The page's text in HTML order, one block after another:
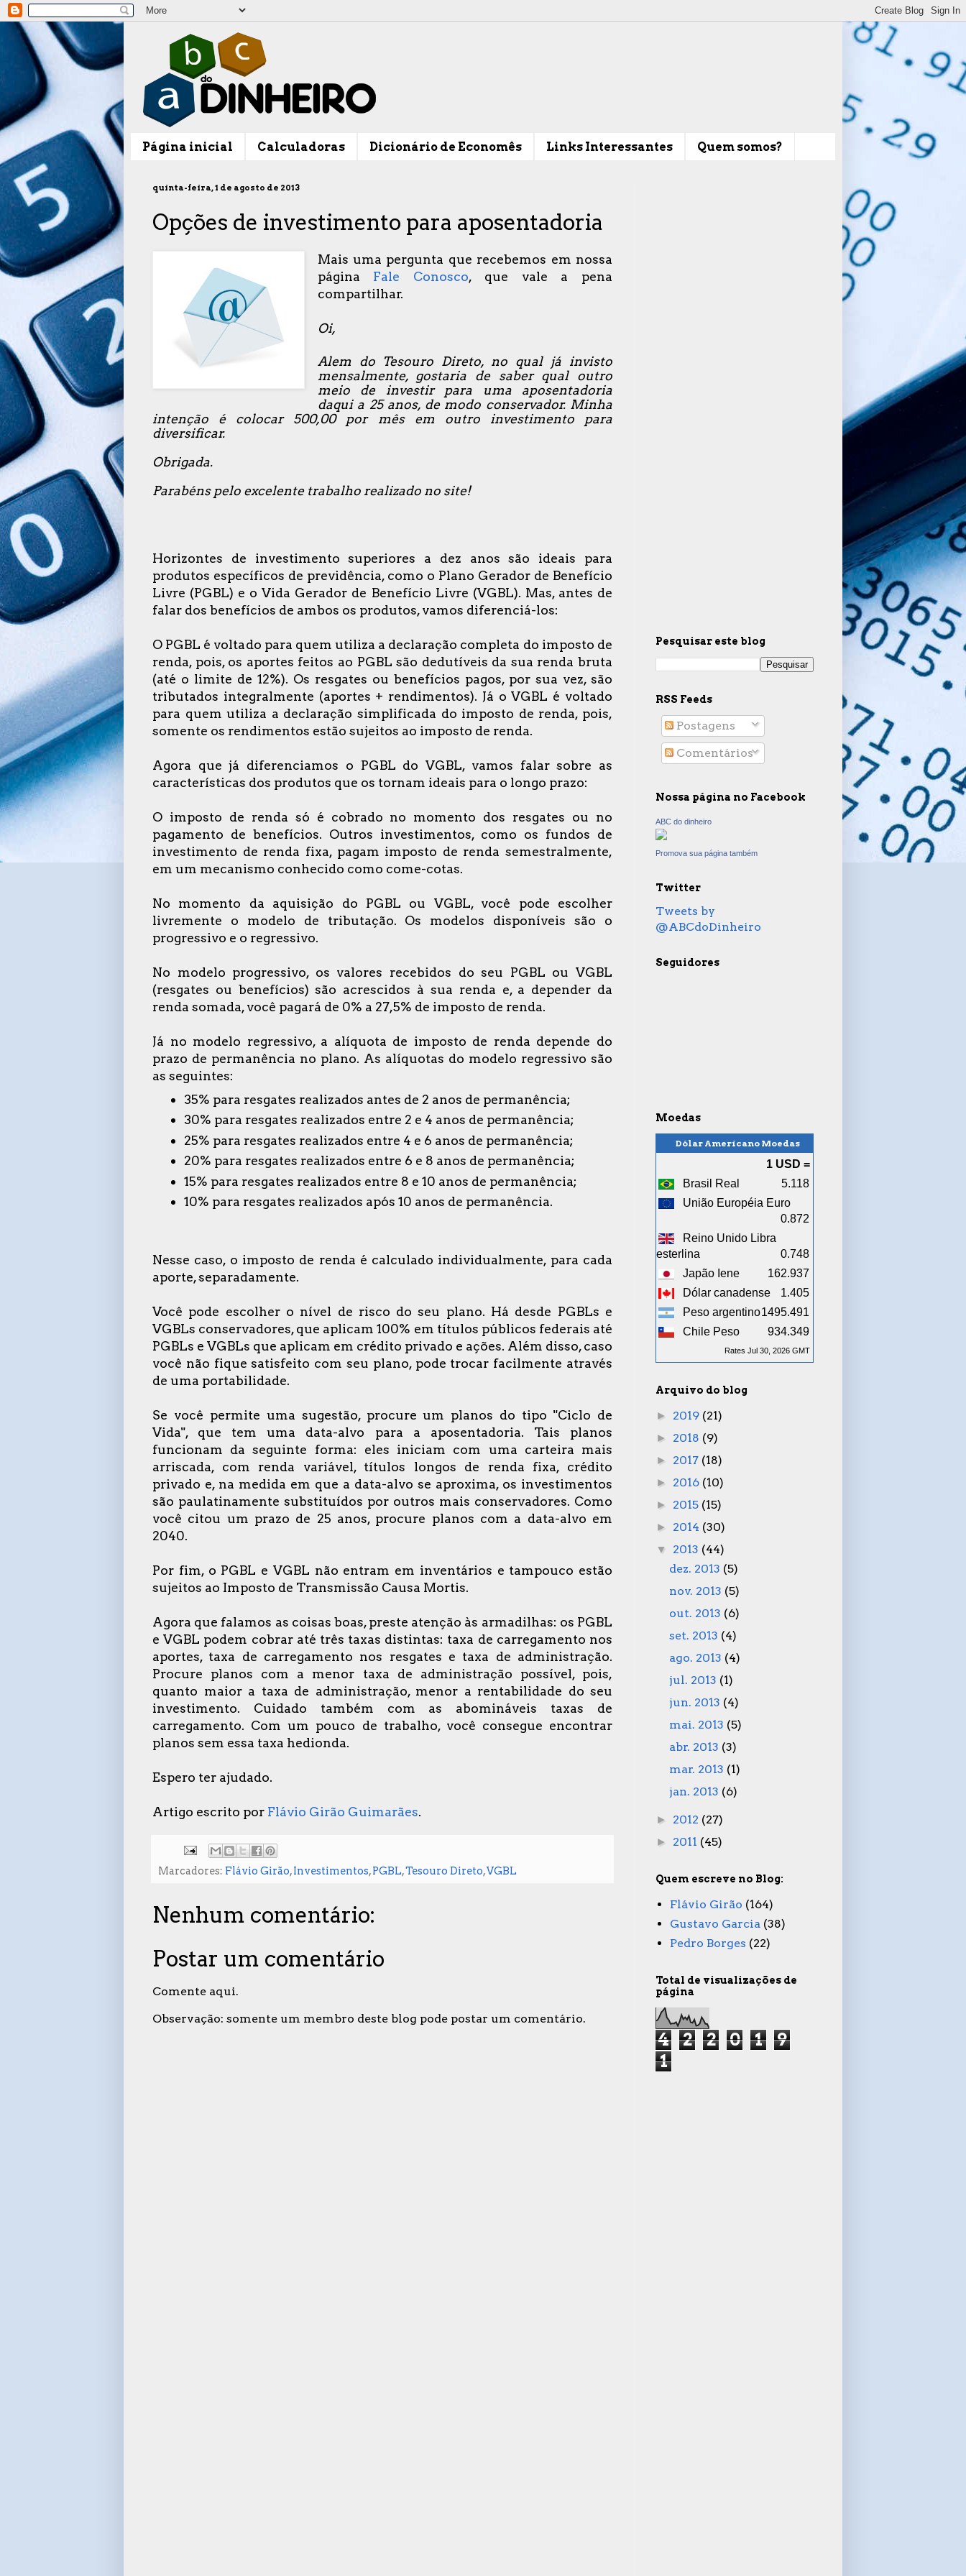
Página inicial Calculadoras Dicionário de Economês Links Interessantes Quem somos?
quinta-feira, 1 de agosto de 2013
Opções de investimento para aposentadoria
Mais uma pergunta que recebemos em nossa
página Fale Conosco, que vale a pena
compartilhar.
Oi,
Alem do Tesouro Direto, no qual já invisto
mensalmente, gostaria de saber qual outro
meio de investir para uma aposentadoria
daqui a 25 anos, de modo conservador. Minha
intenção é colocar 500,00 por mês em outro investimento para
diversificar.
Obrigada.
Parabéns pelo excelente trabalho realizado no site!
Horizontes de investimento superiores a dez anos são ideais para
produtos específicos de previdência, como o Plano Gerador de Benefício
Livre (PGBL) e o Vida Gerador de Benefício Livre (VGBL). Mas, antes de
falar dos benefícios de ambos os produtos, vamos diferenciá-los:
O PGBL é voltado para quem utiliza a declaração completa do imposto de
renda, pois, os aportes feitos ao PGBL são dedutíveis da sua renda bruta
(até o limite de 12%). Os resgates ou benefícios pagos, por sua vez, são
tributados integralmente (aportes + rendimentos). Já o VGBL é voltado
para quem utiliza a declaração simplificada do imposto de renda, pois,
somente os rendimentos estão sujeitos ao imposto de renda.
Agora que já diferenciamos o PGBL do VGBL, vamos falar sobre as
características dos produtos que os tornam ideais para o longo prazo:
O imposto de renda só é cobrado no momento dos resgates ou no
pagamento de benefícios. Outros investimentos, como os fundos de
investimento de renda fixa, pagam imposto de renda semestralmente,
em um mecanismo conhecido como come-cotas.
No momento da aquisição do PGBL ou VGBL, você pode escolher
livremente o modelo de tributação. Os modelos disponíveis são o
progressivo e o regressivo.
No modelo progressivo, os valores recebidos doseu PGBL ou VGBL
(resgates ou benefícios) são acrescidos à sua renda e, a depender da
renda somada, você pagará de 0% a 27,5% de imposto de renda.
Já no modelo regressivo, a alíquota de imposto de renda depende do
prazo de permanência no plano. As alíquotas do modelo regressivo são
as seguintes:
35% para resgates realizados antes de 2 anos de permanência;
30% para resgates realizados entre 2 e 4 anos de permanência;
25% para resgates realizados entre 4 e 6 anos de permanência;
20% para resgates realizados entre 6 e 8 anos de permanência;
15% para resgates realizados entre 8 e 10 anos de permanência;
10% para resgates realizados após 10 anos de permanência.
Nesse caso, o imposto de renda é calculado individualmente, para cada
aporte, separadamente.
Você pode escolher o nível de risco do seu plano. Há desde PGBLs e
VGBLs conservadores, que aplicam 100% em títulos públicos federais até
PGBLs e VGBLs que aplicam em crédito privado e ações. Além disso, caso
você não fique satisfeito com seu plano, pode trocar facilmente através
de uma portabilidade.
Se você permite uma sugestão, procure um planos do tipo "Ciclo de
Vida", que tem uma data-alvo para a aposentadoria. Tais planos
funcionam da seguinte forma: eles iniciam com uma carteira mais
arriscada, com renda variável, títulos longos de renda fixa, crédito
privado e, na medida em que a data-alvo se aproxima, os investimentos
são paulatinamente substituídos por outros mais conservadores. Como
você citou um prazo de 25 anos, procure planos com a data-alvo em
2040.
Por fim, o PGBL e VGBL não entram em inventários e tampouco estão
sujeitos ao Imposto de Transmissão Causa Mortis.
Agora que falamos as coisas boas, preste atenção às armadilhas: os PGBL
e VGBL podem cobrar até três taxas distintas: taxa de carregamento nos
aportes, taxa de carregamento nos resgates e taxa de administração.
Procure planos com a menor taxa de administração possível, pois,
quanto maior a taxa de administração, menor a rentabilidade do seu
investimento. Cuidado também com as abomináveis taxas de
carregamento. Com um pouco de trabalho, você consegue encontrar
planos sem essa taxa hedionda.
Espero ter ajudado.
Artigo escrito por Flávio Girão Guimarães.
Marcadores: Flávio Girão,Investimentos,PGBL,Tesouro Direto,VGBL
Nenhum comentário:
Postar um comentário
Comente aqui.
Observação: somente um membro deste blog pode postar um comentário.
Pesquisar este blog
RSS Feeds
Postagens
Comentários
Nossa página no Facebook
ABC do dinheiro
Promova sua página também
Twitter
Tweets by
@ABCdoDinheiro
Seguidores
Moedas
Dólar Americano Moedas
1 USD =
Brasil Real
5.118
União Européia Euro
0.872
Reino Unido Libra
esterlina
0.748
Japão Iene
162.937
Dólar canadense
1.405
Peso argentino1495.491
Chile Peso
934.349
Rates Jul 30, 2026 GMT
Arquivo do blog
► 2019 (21)
► 2018 (9)
► 2017 (18)
► 2016 (10)
► 2015 (15)
► 2014 (30)
▼ 2013 (44)
dez. 2013 (5)
nov. 2013 (5)
out. 2013 (6)
set. 2013 (4)
ago. 2013 (4)
jul. 2013 (1)
jun. 2013 (4)
mai. 2013 (5)
abr. 2013 (3)
mar. 2013 (1)
jan. 2013 (6)
► 2012 (27)
► 2011 (45)
Quem escreve no Blog:
Flávio Girão (164)
Gustavo Garcia (38)
Pedro Borges (22)
Total de visualizações de
página
4 2 2 0 1
9
1